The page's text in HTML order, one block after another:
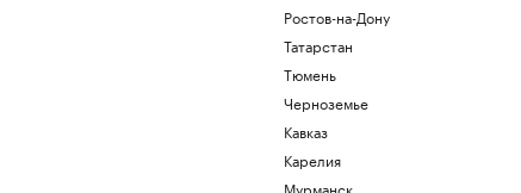
Ростов-на-Дону
Татарстан
Тюмень
Черноземье
Кавказ
Карелия
Мурманск